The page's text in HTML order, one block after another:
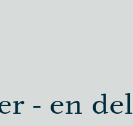
- en del